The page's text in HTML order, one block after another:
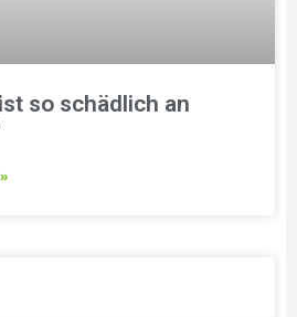
so schädlich an